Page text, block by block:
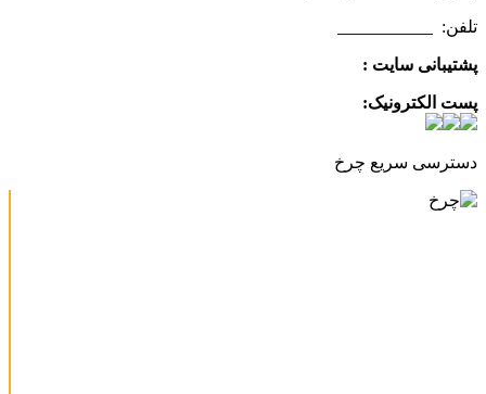
تلفن:
پشتیبانی سایت :
پست الکترونیک:
دسترسی سریع چرخ